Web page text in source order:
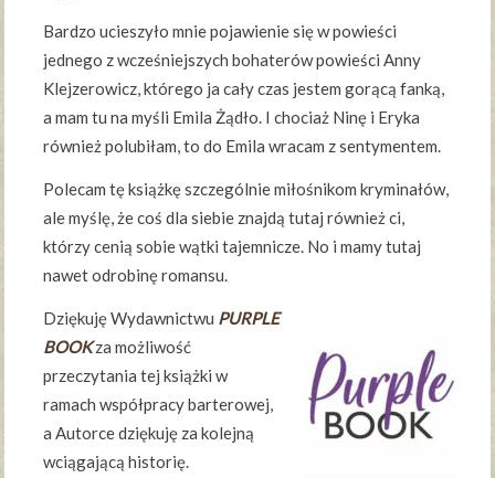
Bardzo ucieszyło mnie pojawienie się w powieści
jednego z wcześniejszych bohaterów powieści Anny
Klejzerowicz, którego ja cały czas jestem gorącą fanką,
a mam tu na myśli Emila Żądło. I chociaż Ninę i Eryka
również polubiłam, to do Emila wracam z sentymentem.
Polecam tę książkę szczególnie miłośnikom kryminałów,
ale myślę, że coś dla siebie znajdą tutaj również ci,
którzy cenią sobie wątki tajemnicze. No i mamy tutaj
nawet odrobinę romansu.
Dziękuję Wydawnictwu PURPLE
BOOKza możliwość
przeczytania tej książki w
ramach współpracy barterowej,
a Autorce dziękuję za kolejną
wciągającą historię.